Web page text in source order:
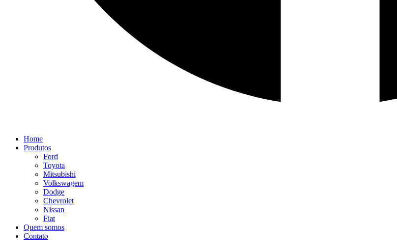
Home
Produtos
Ford
Toyota
Mitsubishi
Volkswagem
Dodge
Chevrolet
Nissan
Fiat
Quem somos
Contato